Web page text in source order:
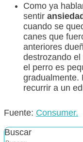
Como ya
sentir
cuando se
canes que
anteriores
destrozando
el perro es
gradualmente.
recurrir a un
Fuente: Consumer.
Buscar